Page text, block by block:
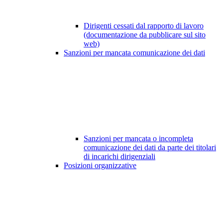
Dirigenti cessati dal rapporto di lavoro
(documentazione da pubblicare sul sito
web)
Sanzioni per mancata comunicazione dei dati
Sanzioni per mancata o incompleta
comunicazione dei dati da parte dei titolari
di incarichi dirigenziali
Posizioni organizzative